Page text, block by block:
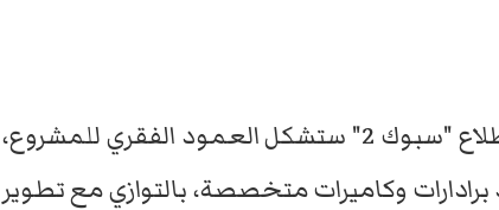
وأوضحت الصحيفة أن منظومة الاستطلاع "سبوك 2" ستشكل العمود الفقري للمشروع،
وكاميرات متخصصة، بالتوازي مع تطوير